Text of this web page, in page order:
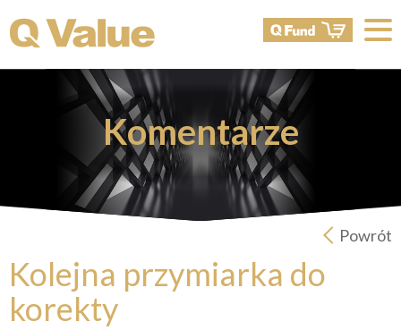
Komentarze
Powrót
Kolejna przymiarka do
korekty